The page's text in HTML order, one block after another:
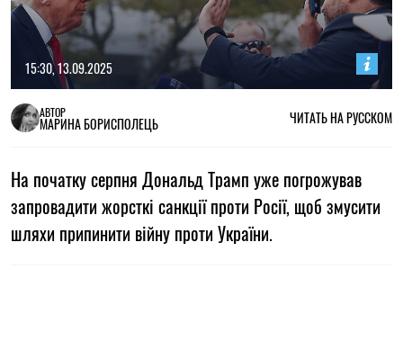
15:30, 13.09.2025
АВТОР
МАРИНА БОРИСПОЛЕЦЬ ЧИТАТЬ НА РУССКОМ
На початку серпня Дональд Трамп уже погрожував
запровадити жорсткі санкції проти Росії, щоб змусити
шляхи припинити війну проти України.